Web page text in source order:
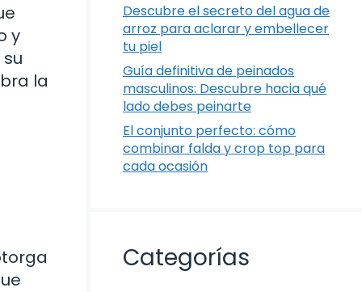
y
la
Descubre el secreto del agua de
arroz para aclarar y embellecer
tu piel
Guía definitiva de peinados
masculinos: Descubre hacia qué
lado debes peinarte
El conjunto perfecto: cómo
combinar falda y crop top para
cada ocasión
Categorías